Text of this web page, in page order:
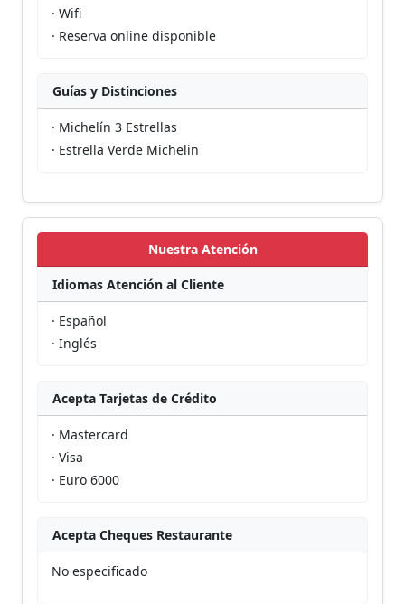
· Wifi
· Reserva online disponible
Guías y Distinciones
· Michelín 3 Estrellas
· Estrella Verde Michelin
Nuestra Atención
Idiomas Atención al Cliente
· Español
· Inglés
Acepta Tarjetas de Crédito
· Mastercard
· Visa
· Euro 6000
Acepta Cheques Restaurante
No especificado